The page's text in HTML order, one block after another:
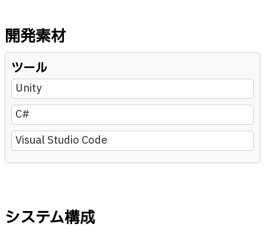
開発素材
ツール
Unity
C#
Visual Studio Code
システム構成